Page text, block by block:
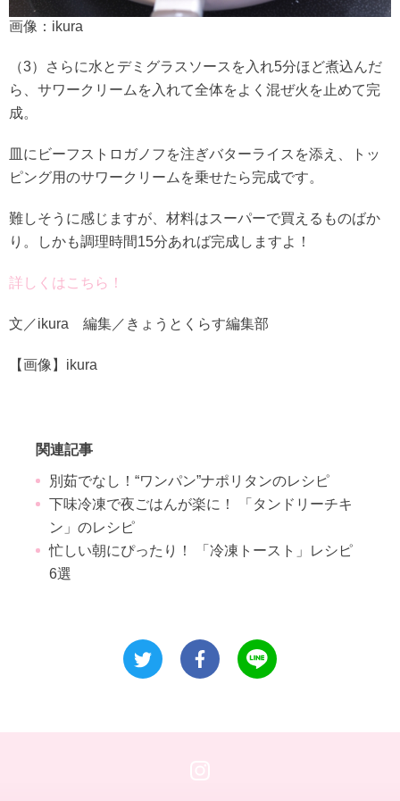
画像：ikura
（3）さらに水とデミグラスソースを入れ5分ほど煮込んだ
ら、サワークリームを入れて全体をよく混ぜ火を止めて完
成。
皿にビーフストロガノフを注ぎバターライスを添え、トッ
ピング用のサワークリームを乗せたら完成です。
難しそうに感じますが、材料はスーパーで買えるものばか
り。しかも調理時間15分あれば完成しますよ！
詳しくはこちら！
文／ikura 編集／きょうとくらす編集部
【画像】ikura
関連記事
別茹でなし！“ワンパン”ナポリタンのレシピ
下味冷凍で夜ごはんが楽に！ 「タンドリーチキ
ン」のレシピ
忙しい朝にぴったり！ 「冷凍トースト」レシピ
6選